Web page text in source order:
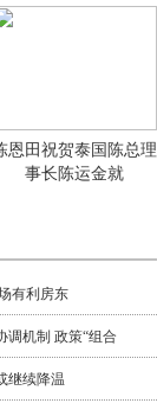
恩田祝贺泰国陈总理
事长陈运金就
有利房东
调机制 政策“组合
继续降温